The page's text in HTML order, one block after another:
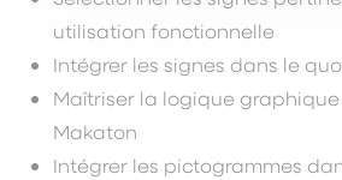
utilisation fonctionnelle
Intégrer les signes dans le
Maîtriser la logique
Makaton
Intégrer les pictogrammes